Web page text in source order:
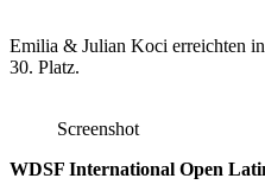
Emilia & Julian Koci erreichten
30. Platz.
Screenshot
WDSF International Open